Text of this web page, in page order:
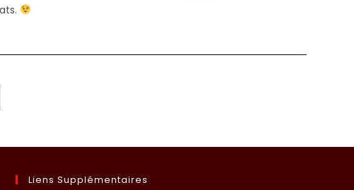
à la page suivante
Liens Supplémentaires